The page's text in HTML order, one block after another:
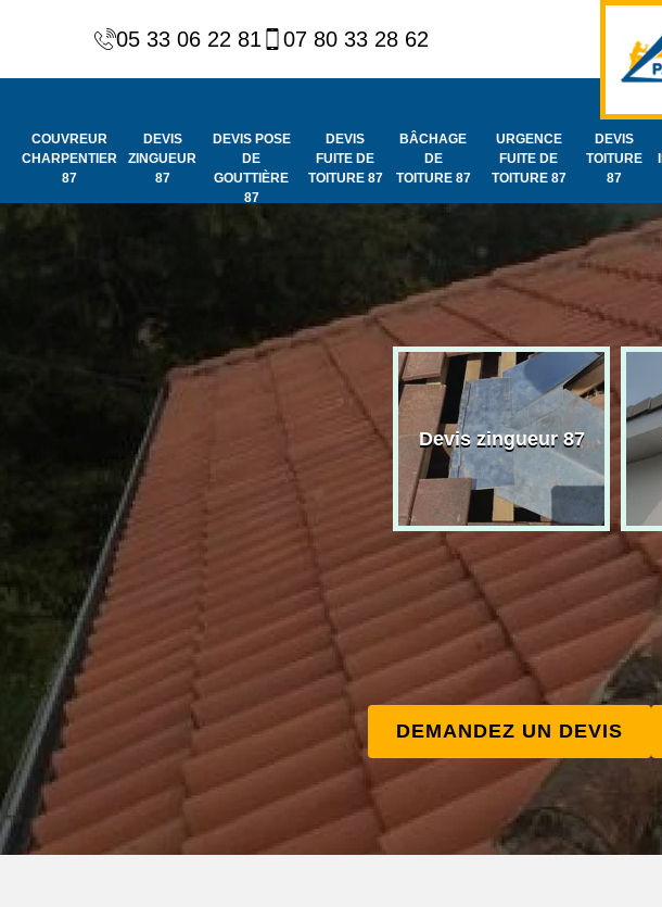
05 33 06 22 81 07 80 33 28 62
COUVREUR
CHARPENTIER
87
DEVIS
ZINGUEUR
87
DEVIS POSE
DE
GOUTTIÈRE
87
DEVIS
FUITE DE
TOITURE 87
BÂCHAGE
DE
TOITURE 87
URGENCE
FUITE DE
TOITURE 87
DEVIS
TOITURE
87
Couvreur
Devis zingueur 87
DEMANDEZ UN DEVIS